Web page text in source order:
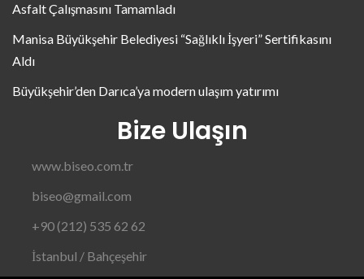
Asfalt Çalışmasını Tamamladı
Manisa Büyükşehir Belediyesi “Sağlıklı İşyeri” Sertifikasını
Aldı
Büyükşehir’den Darıca’ya modern ulaşım yatırımı
Bize Ulaşın
www.biseo.com.tr
biseo@gmail.com
+90 (212) 535 62 62
İstanbul / Bahçeşehir